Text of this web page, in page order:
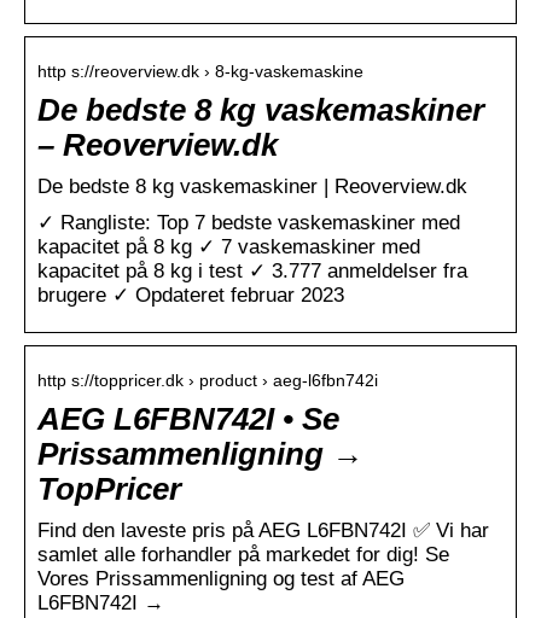
http s://reoverview.dk › 8-kg-vaskemaskine
De bedste 8 kg vaskemaskiner
– Reoverview.dk
De bedste 8 kg vaskemaskiner | Reoverview.dk
✓ Rangliste: Top 7 bedste vaskemaskiner med
kapacitet på 8 kg ✓ 7 vaskemaskiner med
kapacitet på 8 kg i test ✓ 3.777 anmeldelser fra
brugere ✓ Opdateret februar 2023
http s://toppricer.dk › product › aeg-l6fbn742i
AEG L6FBN742I • Se
Prissammenligning →
TopPricer
Find den laveste pris på AEG L6FBN742I ✅ Vi har
samlet alle forhandler på markedet for dig! Se
Vores Prissammenligning og test af AEG
L6FBN742I →